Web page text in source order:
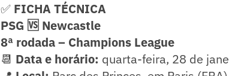
✅ FICHA TÉCNICA
PSG 🆚 Newcastle
8ª rodada – Champions League
📆 Data e horário: quarta-feira, 28 de